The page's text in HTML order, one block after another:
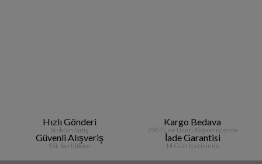
Hızlı Gönderi
Stoktan Satış
Kargo Bedava
750 TL ve Üzeri Alışverişlerde
Güvenli Alışveriş
SSL Sertifikası
İade Garantisi
14 Gün İçerisinde